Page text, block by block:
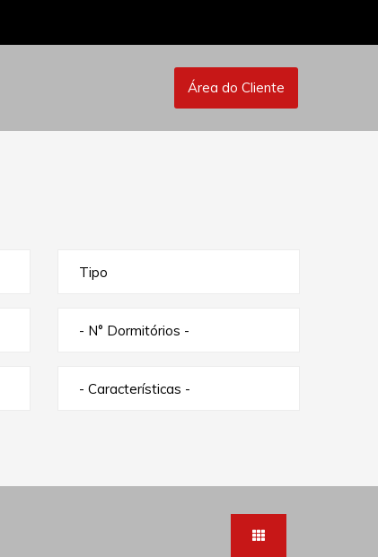
Área do Cliente
Tipo
- N° Dormitórios -
- Características -